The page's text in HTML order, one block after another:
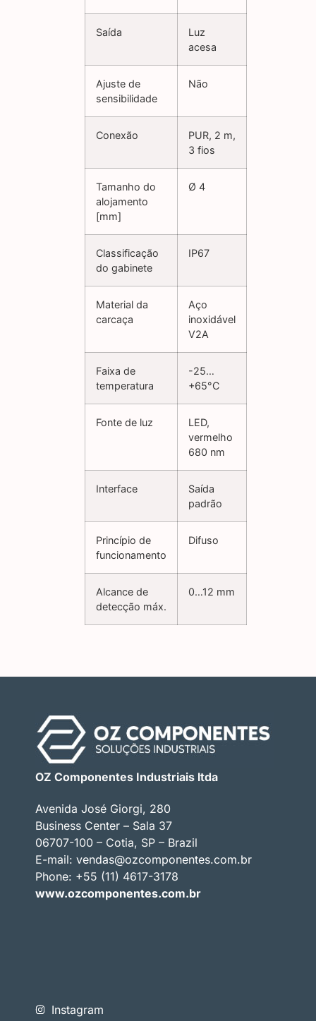
Saída
Luz
acesa
Ajuste de
sensibilidade
Não
Conexão
PUR, 2 m,
3 fios
Tamanho do
alojamento
[mm]
Ø 4
Classificação
do gabinete
IP67
Material da
carcaça
Aço
inoxidável
V2A
Faixa de
temperatura
-25…
+65°C
Fonte de luz
LED,
vermelho
680 nm
Interface
Saída
padrão
Princípio de
funcionamento
Difuso
Alcance de
detecção máx.
0…12 mm
OZ Componentes Industriais ltda
Avenida José Giorgi, 280
Business Center – Sala 37
06707-100 – Cotia, SP – Brazil
E-mail: vendas@ozcomponentes.com.br
Phone: +55 (11) 4617-3178
www.ozcomponentes.com.br
Instagram